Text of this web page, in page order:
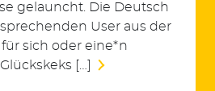
gelauncht. Die Deutsch
User aus der
sich oder eine*n
[…]